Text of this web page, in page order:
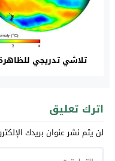
تلاشي تدريجي للظاهرة
اترك تعليق
لن يتم نشر عنوان بريدك